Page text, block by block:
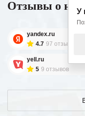
Отзывы о
yandex.ru
4.7 97 отзывов
yell.ru
5 9 отзывов
У